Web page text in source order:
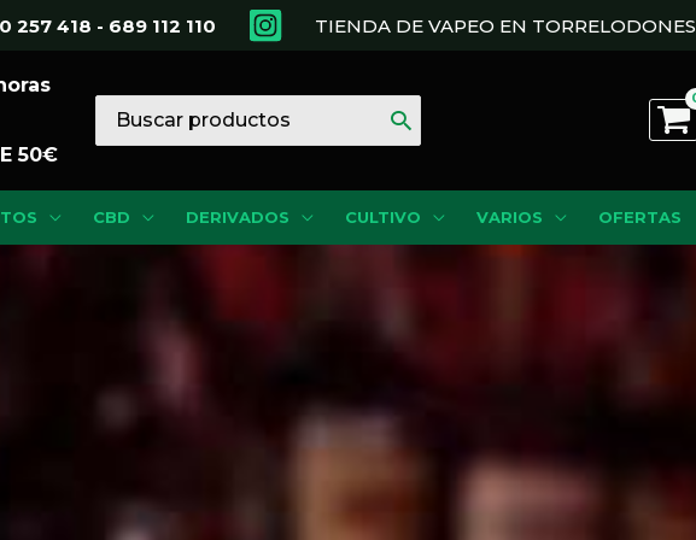
418 - 689 112 110 TIENDA DE VAPEO EN TORRELODONES
50€
Buscar
por:
CBD DERIVADOS CULTIVO VARIOS OFERTAS